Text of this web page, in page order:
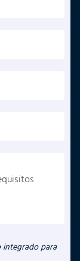
integrado para